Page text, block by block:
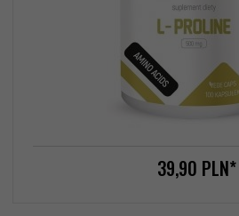
39,90 PLN*